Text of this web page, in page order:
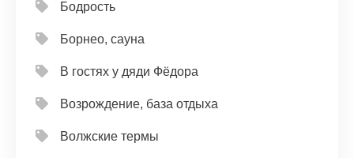
Бодрость
Борнео, сауна
В гостях у дяди Фёдора
Возрождение, база отдыха
Волжские термы